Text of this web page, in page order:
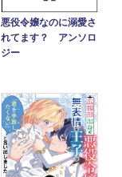
悪役令嬢なのに溺愛さ
れてます？ アンソロ
ジー